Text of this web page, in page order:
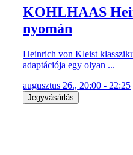
KOHLHAAS
nyomán
Heinrich von Kleist
adaptációja egy olyan ...
augusztus 26., 20:00 - 22:25
Jegyvásárlás